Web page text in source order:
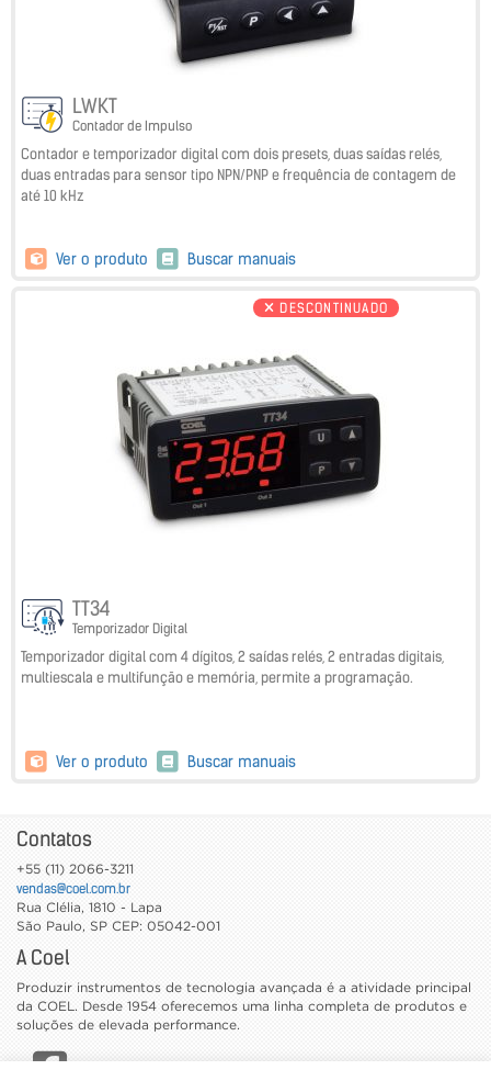
LWKT
Contador de Impulso
Contador e temporizador digital com dois presets, duas saídas relés,
duas entradas para sensor tipo NPN/PNP e frequência de contagem de
até 10 kHz
Ver o produto Buscar manuais
DESCONTINUADO
TT34
Temporizador Digital
Temporizador digital com 4 dígitos, 2 saídas relés, 2 entradas digitais,
multiescala e multifunção e memória, permite a programação.
Ver o produto Buscar manuais
Contatos
+55 (11) 2066-3211
vendas@coel.com.br
Rua Clélia, 1810 - Lapa
São Paulo, SP CEP: 05042-001
A Coel
Produzir instrumentos de tecnologia avançada é a atividade principal
da COEL. Desde 1954 oferecemos uma linha completa de produtos e
soluções de elevada performance.